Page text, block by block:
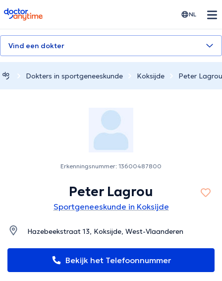
doctoranytime NL
Vind een dokter
Dokters in sportgeneeskunde Koksijde Peter Lagrou
Erkenningsnummer: 13600487800
Peter Lagrou
Sportgeneeskunde in Koksijde
Hazebeekstraat 13, Koksijde, West-Vlaanderen
Bekijk het Telefoonnummer